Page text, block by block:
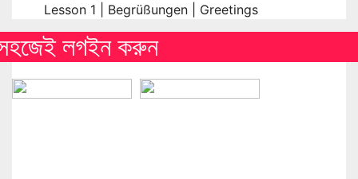
Lesson 1 | Begrüßungen | Greetings
লগইন করুন